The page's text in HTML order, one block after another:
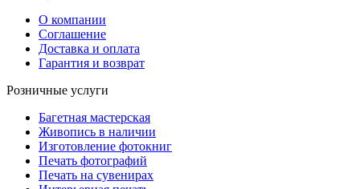
О компании
Соглашение
Доставка и оплата
Гарантия и возврат
Розничные услуги
Багетная мастерская
Живопись в наличии
Изготовление фотокниг
Печать фотографий
Печать на сувенирах